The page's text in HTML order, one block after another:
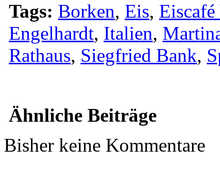
Tags: Borken, Eis, Eiscafé
Engelhardt, Italien,
Rathaus, Siegfried Bank,
Ähnliche Beiträge
Bisher keine Kommentare